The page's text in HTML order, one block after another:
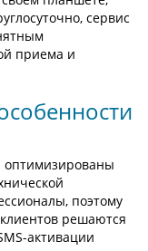
сервис
приема и
оптимизированы
поэтому
решаются
активации